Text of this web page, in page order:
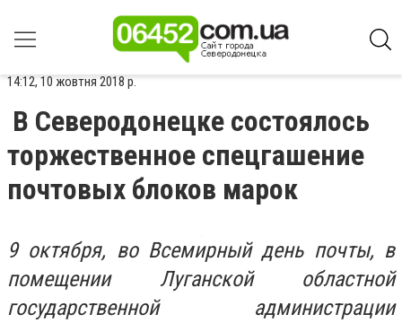
14:12, 10 жовтня 2018 р.
В Северодонецке состоялось
торжественное спецгашение
почтовых блоков марок
9 октября, во Всемирный день почты, в
помещении Луганской областной
государственной администрации